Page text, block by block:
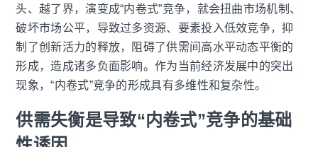
头、越了界，演变成“内卷式”竞争，就会扭曲市场机制、
破坏市场公平，导致过多资源、要素投入低效竞争，抑
制了创新活力的释放，阻碍了供需间高水平动态平衡的
形成，造成诸多负面影响。作为当前经济发展中的突出
现象，“内卷式”竞争的形成具有多维性和复杂性。
供需失衡是导致“内卷式”竞争的基础